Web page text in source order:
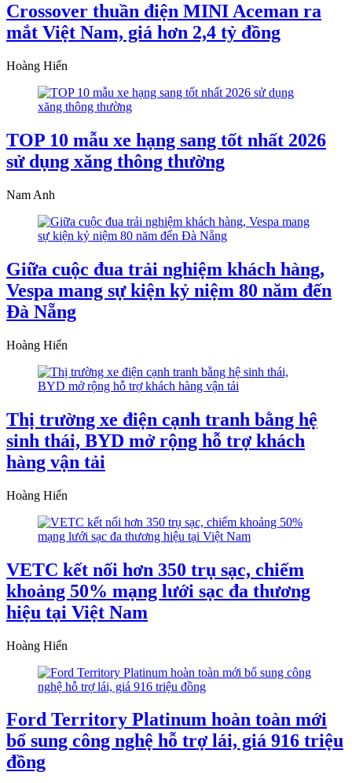
Crossover thuần điện MINI Aceman ra
mắt Việt Nam, giá hơn 2,4 tỷ đồng
Hoàng Hiển
TOP 10 mẫu xe hạng sang tốt nhất 2026
sử dụng xăng thông thường
Nam Anh
Giữa cuộc đua trải nghiệm khách hàng,
Vespa mang sự kiện kỷ niệm 80 năm đến
Đà Nẵng
Hoàng Hiển
Thị trường xe điện cạnh tranh bằng hệ
sinh thái, BYD mở rộng hỗ trợ khách
hàng vận tải
Hoàng Hiển
VETC kết nối hơn 350 trụ sạc, chiếm
khoảng 50% mạng lưới sạc đa thương
hiệu tại Việt Nam
Hoàng Hiển
Ford Territory Platinum hoàn toàn mới
bổ sung công nghệ hỗ trợ lái, giá 916 triệu
đồng